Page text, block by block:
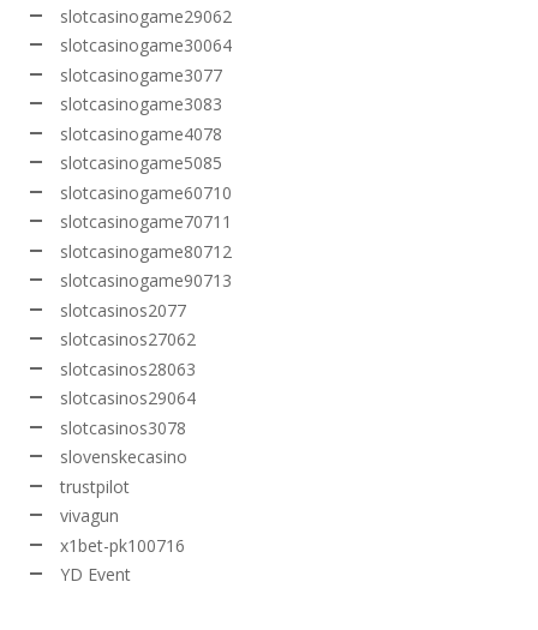
slotcasinogame29062
slotcasinogame30064
slotcasinogame3077
slotcasinogame3083
slotcasinogame4078
slotcasinogame5085
slotcasinogame60710
slotcasinogame70711
slotcasinogame80712
slotcasinogame90713
slotcasinos2077
slotcasinos27062
slotcasinos28063
slotcasinos29064
slotcasinos3078
slovenskecasino
trustpilot
vivagun
x1bet-pk100716
YD Event